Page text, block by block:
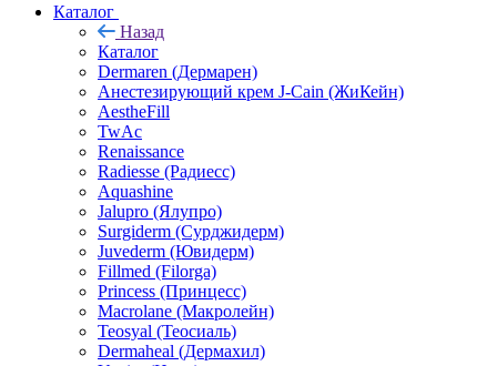
Каталог
Назад
Каталог
Dermaren (Дермарен)
Анестезирующий крем J-Cain (ЖиКейн)
AestheFill
TwAc
Renaissance
Radiesse (Радиесс)
Aquashine
Jalupro (Ялупро)
Surgiderm (Сурджидерм)
Juvederm (Ювидерм)
Fillmed (Filorga)
Princess (Принцесс)
Macrolane (Макролейн)
Teosyal (Теосиаль)
Dermaheal (Дермахил)